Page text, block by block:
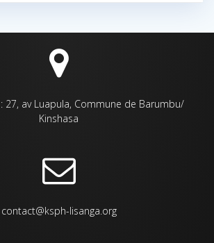
27, av Luapula, Commune de Barumbu/
Kinshasa
contact@ksph-lisanga.org